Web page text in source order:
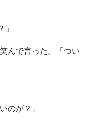
んで言った。「つい
のが？」